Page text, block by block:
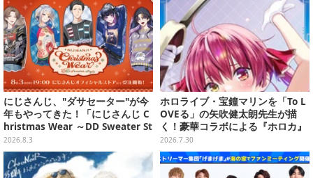
にじさんじ、"ダサセーター"が今
年もやってきた！「にじさんじ C
hristmas Wear ～DD Sweater St
yle～」グッズが受注販売へ―狂
蘭メロコも「何からツッコめばい
い」と困惑
2026.8.3
ホロライブ・宝鐘マリンを「To L
OVEる」の矢吹健太朗先生が描
く！豪華コラボによる『ホロカ』
限定カードがお披露目
2026.7.30